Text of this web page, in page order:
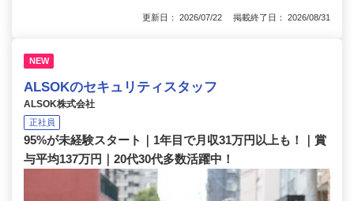
更新日： 2026/07/22 掲載終了日： 2026/08/31
NEW
ALSOKのセキュリティスタッフ
ALSOK株式会社
正社員
95%が未経験スタート｜1年目で月収31万円以上も！｜賞
与平均137万円｜20代30代多数活躍中！